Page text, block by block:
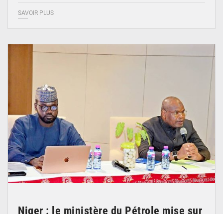
SAVOIR PLUS
Niger : le ministère du Pétrole mise sur